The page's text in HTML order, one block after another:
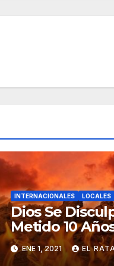
INTERNACIONALES LOCALES
Dios Se
Metido 10
Vicisitudes En
ENE 1, 2021 EL